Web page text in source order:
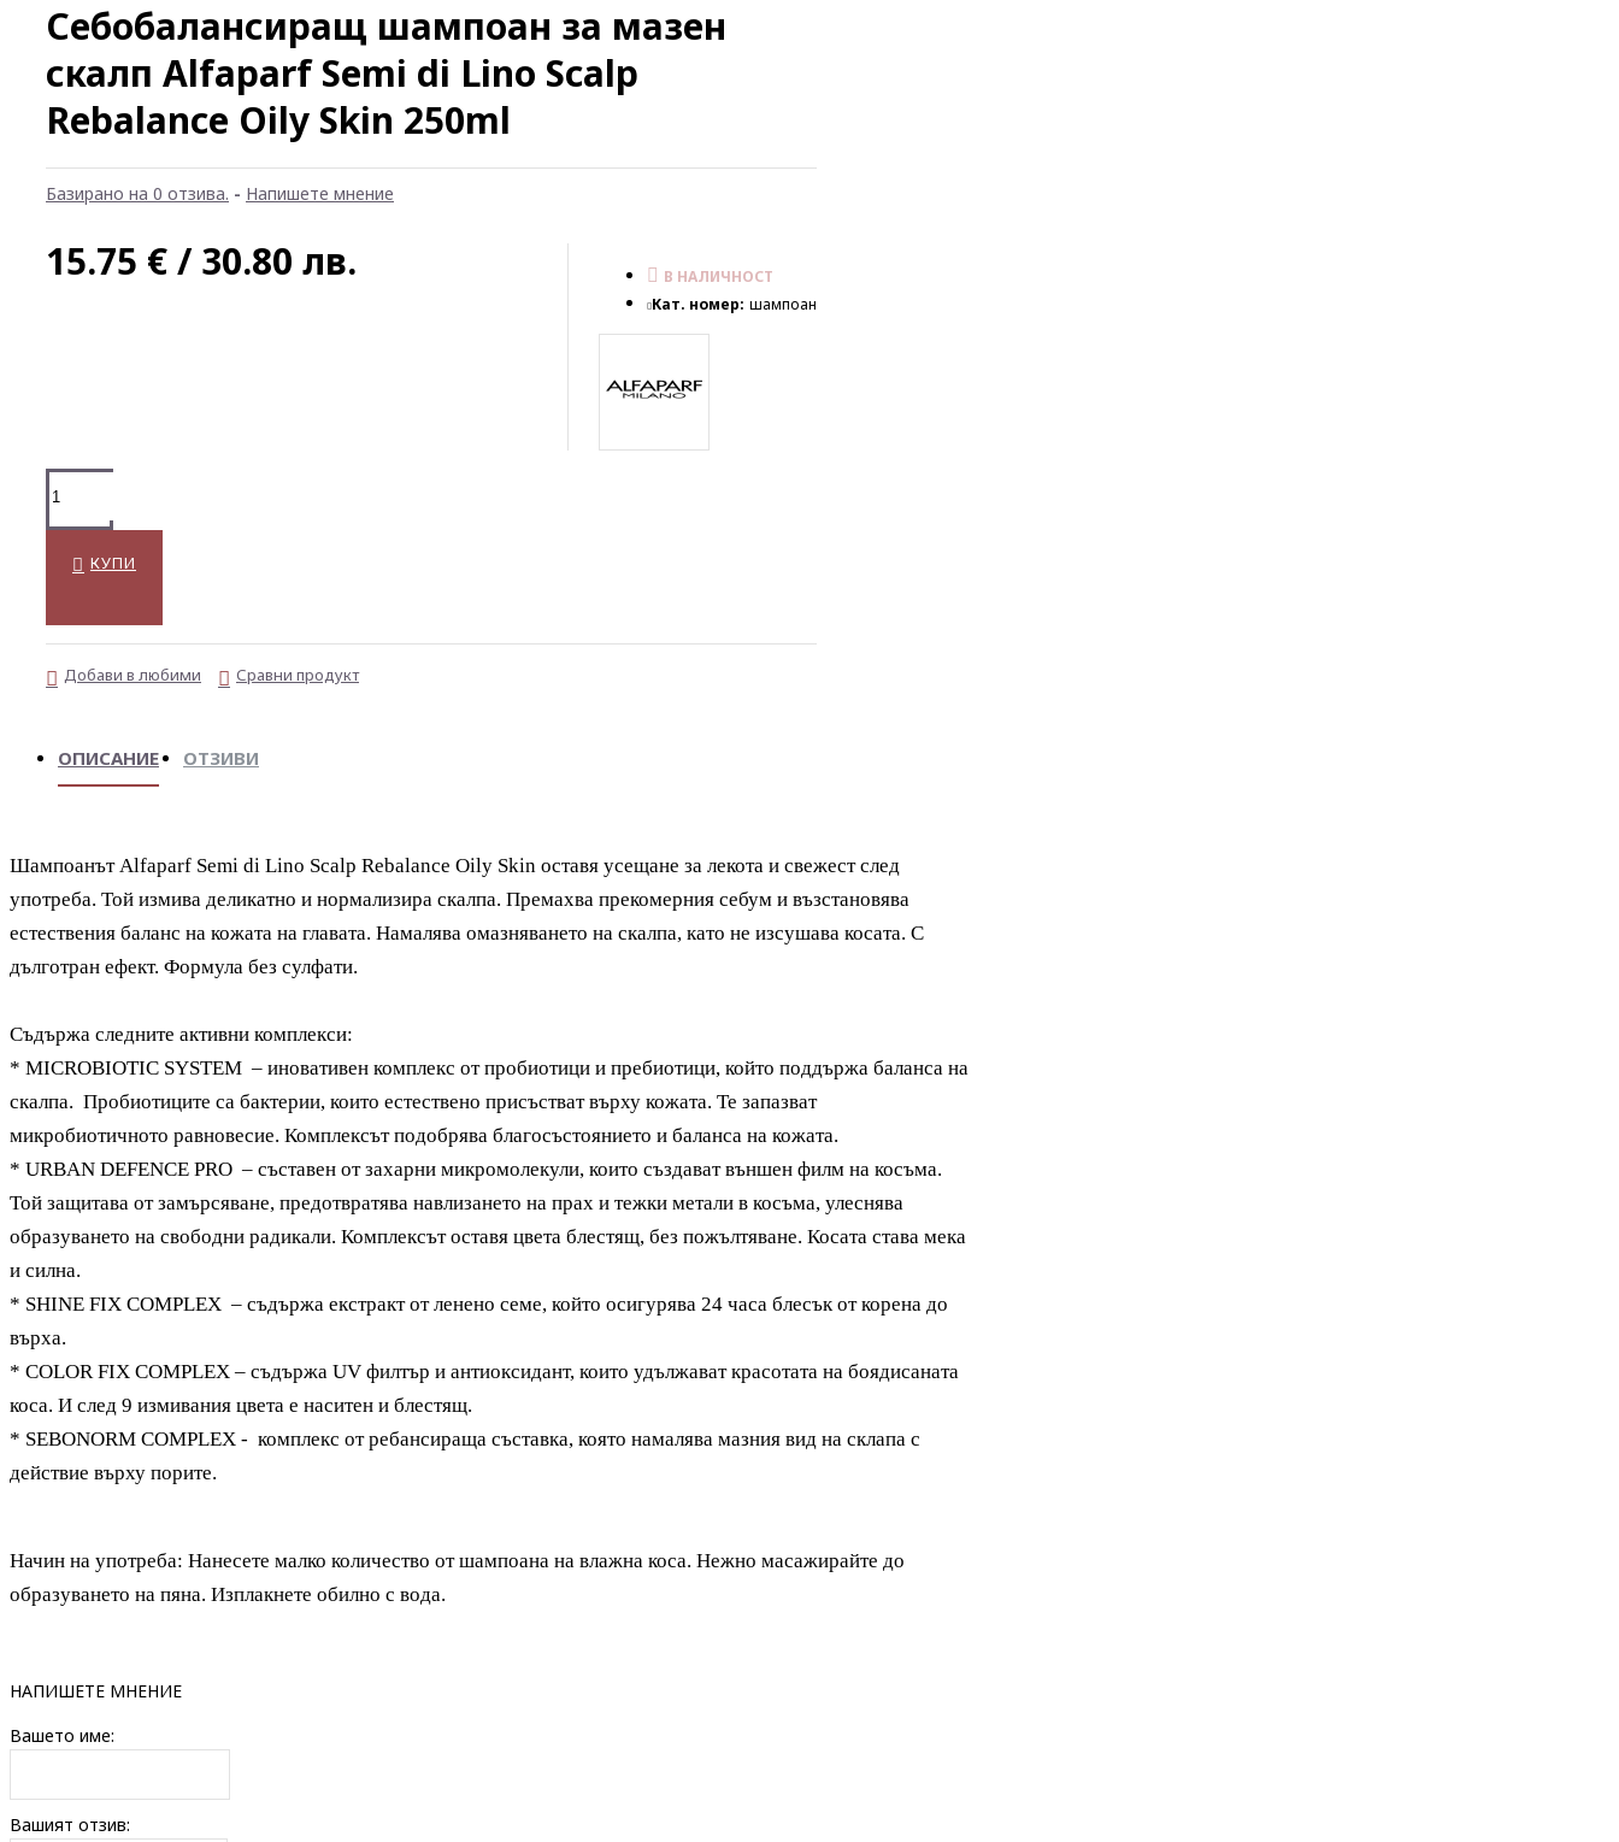
Себобалансиращ шампоан за мазен
скалп Alfaparf Semi di Lino Scalp
Rebalance Oily Skin 250ml
Базирано на 0 отзива. - Напишете мнение
15.75 € / 30.80 лв.
В НАЛИЧНОСТ
Кат. номер: шампоан
КУПИ
Добави в любими Сравни продукт
ОПИСАНИЕ ОТЗИВИ
Шампоанът Alfaparf Semi di Lino Scalp Rebalance Oily Skin оставя усещане за лекота и свежест след
употреба. Той измива деликатно и нормализира скалпа. Премахва прекомерния себум и възстановява
естествения баланс на кожата на главата. Намалява омазняването на скалпа, като не изсушава косата. С
дълготран ефект. Формула без сулфати.
Съдържа следните активни комплекси:
* MICROBIOTIC SYSTEM – иновативен комплекс от пробиотици и пребиотици, който поддържа баланса на
скалпа. Пробиотиците са бактерии, които естествено присъстват върху кожата. Те запазват
микробиотичното равновесие. Комплексът подобрява благосъстоянието и баланса на кожата.
* URBAN DEFENCE PRO – съставен от захарни микромолекули, които създават външен филм на косъма.
Той защитава от замърсяване, предотвратява навлизането на прах и тежки метали в косъма, улеснява
образуването на свободни радикали. Комплексът оставя цвета блестящ, без пожълтяване. Косата става мека
и силна.
* SHINE FIX COMPLEX – съдържа екстракт от ленено семе, който осигурява 24 часа блесък от корена до
върха.
* COLOR FIX COMPLEX – съдържа UV филтър и антиоксидант, които удължават красотата на боядисаната
коса. И след 9 измивания цвета е наситен и блестящ.
* SEBONORM COMPLEX - комплекс отребансираща съставка, която намалява мазния вид на склапа с
действие върху порите.
Начин на употреба: Нанесете малко количество от шампоана на влажна коса. Нежно масажирайте до
образуването на пяна. Изплакнете обилно с вода.
НАПИШЕТЕ МНЕНИЕ
Вашето име:
Вашият отзив: